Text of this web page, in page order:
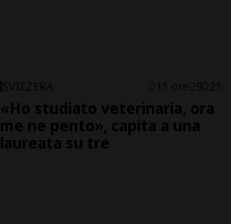
SVIZZERA 11 ore 9 21
«Ho studiato veterinaria, ora
me ne pento», capita a una
laureata su tre